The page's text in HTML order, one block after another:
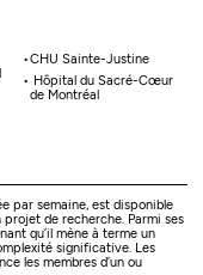
CHU Sainte-Justine
Hôpital du Sacré-Cœur
de Montréal
par semaine, est disponible
de recherche. Parmi ses
qu’il mène à terme un
significative. Les
les membres d’un ou